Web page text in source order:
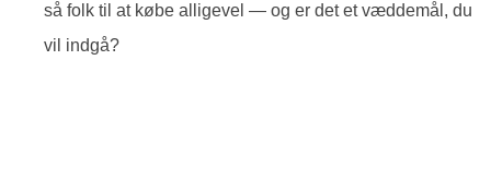
så folk til at købe alligevel — og er det et væddemål, du
vil indgå?